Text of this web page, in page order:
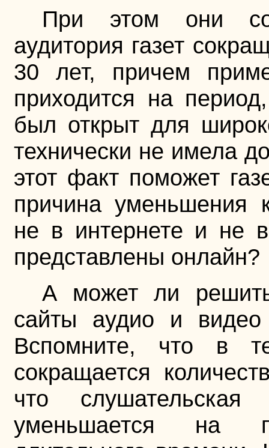
При этом они
аудитория газет
30 лет, причем
приходится на
был открыт для
технически не имела
этот факт поможет
причина уменьшения
не в интернете и не
представлены онлайн?
А может ли
сайты аудио и видео
Вспомните, что в
сокращается
что слушательская
уменьшается на